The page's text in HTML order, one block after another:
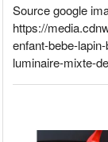
Source google
https://
enfant-bebe-
luminaire-mixte-